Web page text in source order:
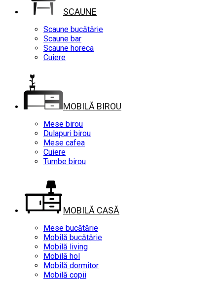
SCAUNE
Scaune bucătărie
Scaune bar
Scaune horeca
Cuiere
MOBILĂ BIROU
Mese birou
Dulapuri birou
Mese cafea
Cuiere
Tumbe birou
MOBILĂ CASĂ
Mese bucătărie
Mobilă bucătărie
Mobilă living
Mobilă hol
Mobilă dormitor
Mobilă copii